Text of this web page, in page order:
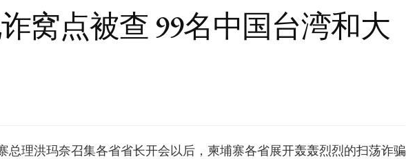
窝点被查 99名中国台湾和大
总理洪玛奈召集各省省长开会以后，柬埔寨各省展开轰轰烈烈的扫荡诈骗